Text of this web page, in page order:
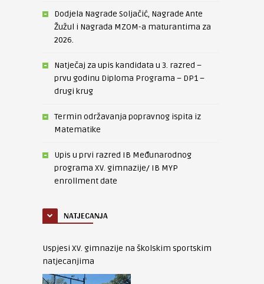
Dodjela Nagrade Soljačić, Nagrade Ante
Žužul i Nagrada MZOM-a maturantima za
2026.
Natječaj za upis kandidata u 3. razred –
prvu godinu Diploma Programa – DP1 –
drugi krug
Termin održavanja popravnog ispita iz
Matematike
Upis u prvi razred IB Međunarodnog
programa XV. gimnazije/ IB MYP
enrollment date
NATJECANJA
Uspjesi XV. gimnazije na školskim sportskim
natjecanjima